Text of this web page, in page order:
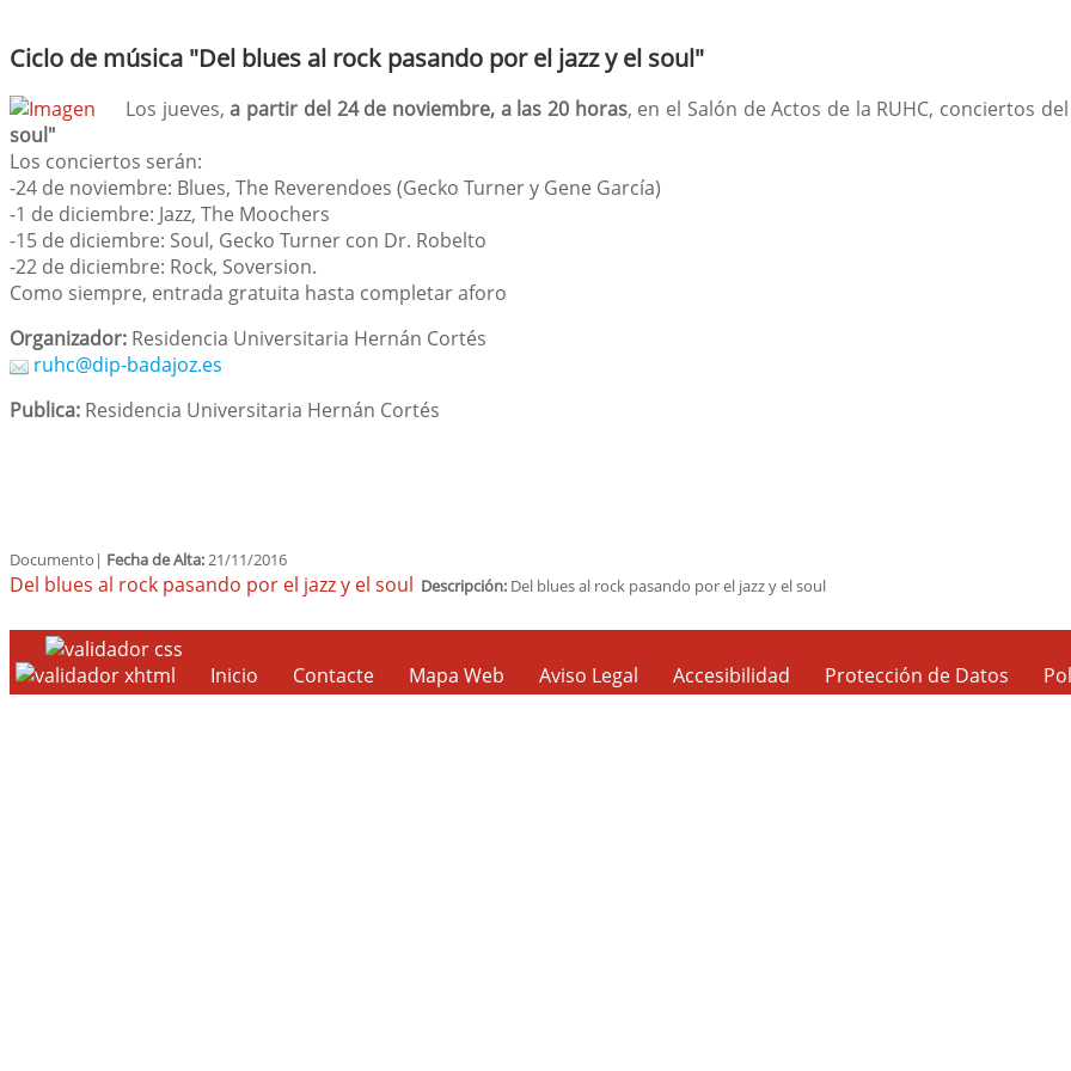
Ciclo de música "Del blues al rock pasando por el jazz y el soul"
Los jueves,a partir del 24 de noviembre, a las 20 horas, en el Salón de Actos de la RUHC, conciertos
soul"
Los conciertos serán:
-24 de noviembre: Blues, The Reverendoes (Gecko Turner y Gene García)
-1 de diciembre: Jazz, The Moochers
-15 de diciembre: Soul, Gecko Turner con Dr. Robelto
-22 de diciembre: Rock, Soversion.
Como siempre, entrada gratuita hasta completar aforo
Organizador: Residencia Universitaria Hernán Cortés
ruhc@dip-badajoz.es
Publica: Residencia Universitaria Hernán Cortés
Documento| Fecha de Alta:21/11/2016
Del blues al rock pasando por el jazz y el soul Descripción: Del blues al rock pasando por el jazz y el soul
Inicio Contacte Mapa Web Aviso Legal Accesibilidad Protección de Datos